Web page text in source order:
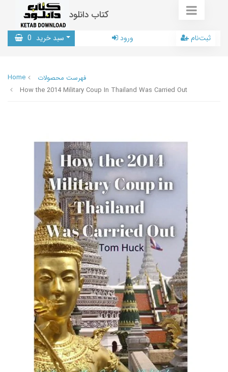
کتاب دانلود
سبد خرید 0 ورود ثبت‌نام
Home
فهرست محصولات
How the 2014 Military Coup In Thailand Was Carried Out